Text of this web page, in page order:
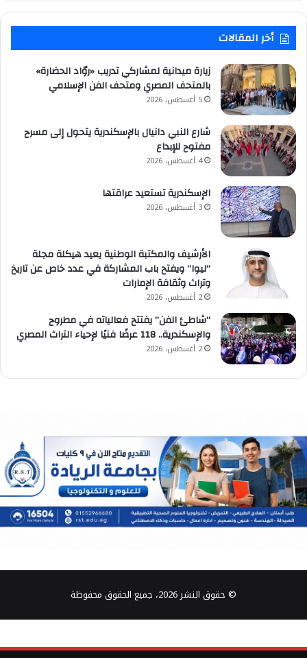
أخر المقالات
زيارة ميدانية لمشاركي تدريب «روّاد الحضارة»
بالمتحف المصري ومتحف الفن الإسلامي
5 أغسطس، 2026
شارع النبي دانيال بالإسكندرية يتحول إلى مسرح
مفتوح للإبداع
4 أغسطس، 2026
الإسكندرية تستعيد عراقتها
3 أغسطس، 2026
الأرشيف والمكتبة الوطنية يعيد هيكلة مجلة
“ليوا” ويفتح باب المشاركة في عدد خاص عن تاريخ
وتراث وثقافة الإمارات
2 أغسطس، 2026
“شاطئ الفن” يفتتح فعالياته في مطروح
والإسكندرية.. 118 عرضًا فنيًا لإحياء التراث المصري
2 أغسطس، 2026
© حقوق النشر 2026، جميع الحقوق محفوظة